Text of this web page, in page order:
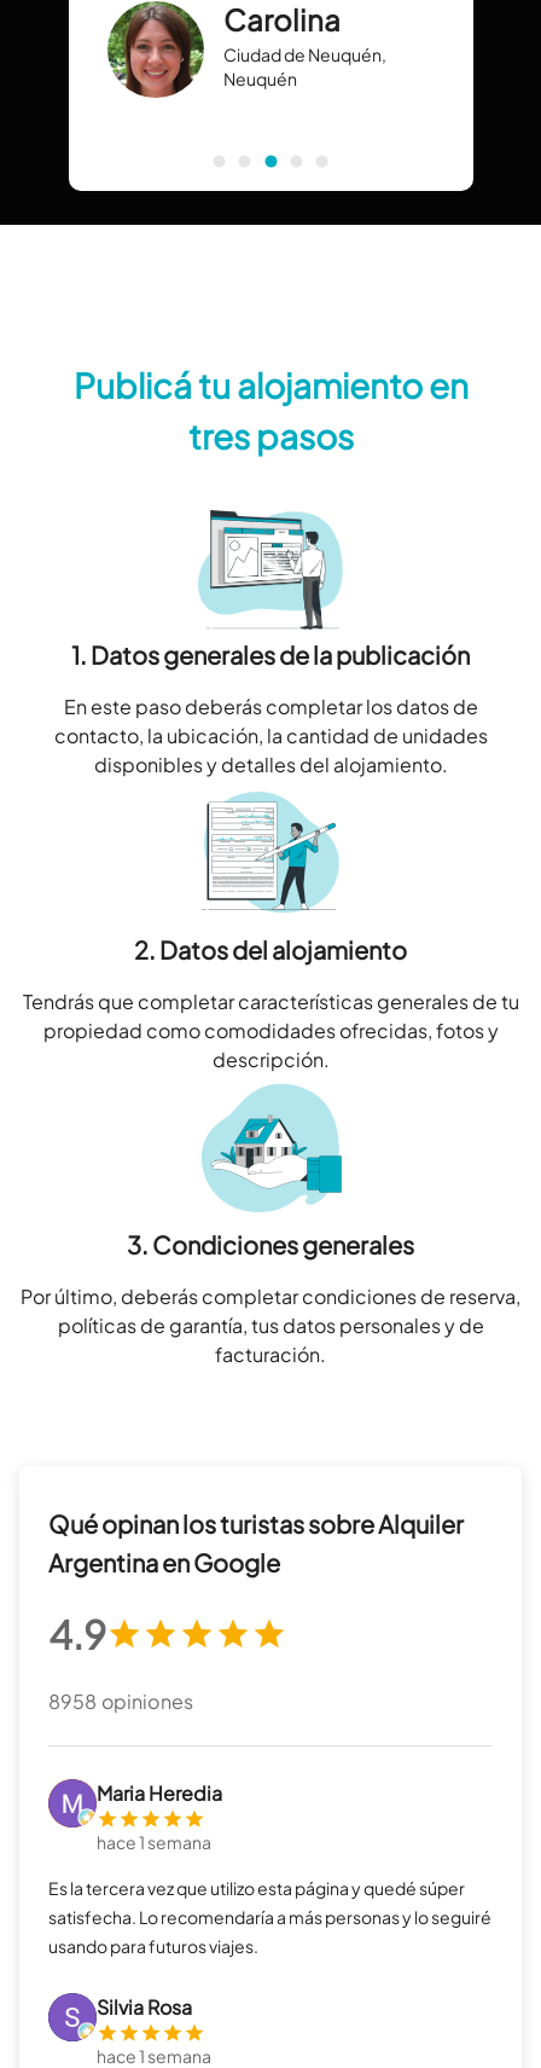
Carolina
Ciudad de Neuquén,
Neuquén
Publicá tu alojamiento en
tres pasos
1. Datos generales de la publicación
En este paso deberás completar los datos de
contacto, la ubicación, la cantidad de unidades
disponibles y detalles del alojamiento.
2. Datos del alojamiento
Tendrás que completar características generales de tu
propiedad como comodidades ofrecidas, fotos y
descripción.
3. Condiciones generales
Por último, deberás completar condiciones de reserva,
políticas de garantía, tus datos personales y de
facturación.
Qué opinan los turistas sobre Alquiler
Argentina en Google
4.9
8958 opiniones
Maria Heredia
hace 1 semana
Es la tercera vez que utilizo esta página y quedé súper
satisfecha. Lo recomendaría a más personas y lo seguiré
usando para futuros viajes.
Silvia Rosa
hace 1 semana